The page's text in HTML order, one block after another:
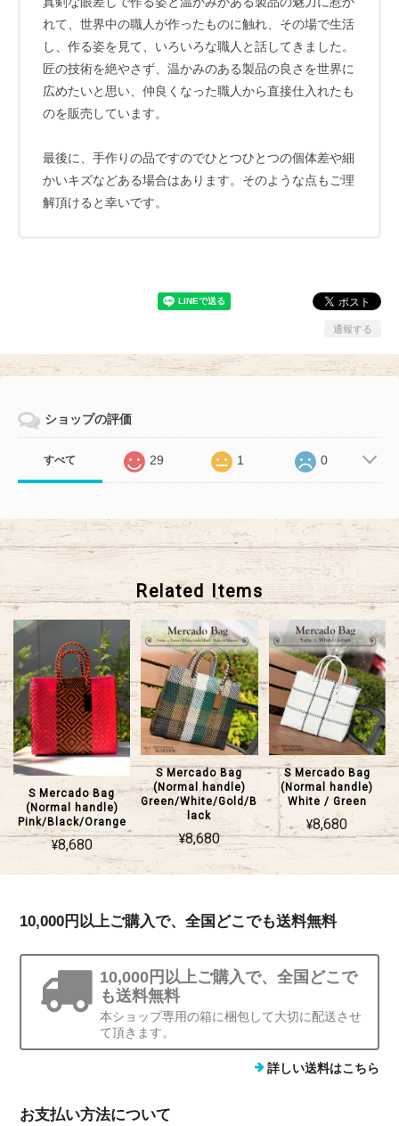
れて、世界中の職人が作ったものに触れ、その場で生活
し、作る姿を見て、いろいろな職人と話してきました。
匠の技術を絶やさず、温かみのある製品の良さを世界に
広めたいと思い、仲良くなった職人から直接仕入れたも
のを販売しています。
最後に、手作りの品ですのでひとつひとつの個体差や細
かいキズなどある場合はあります。そのような点もご理
解頂けると幸いです。
通報する
ショップの評価
すべて 29 1 0
Related Items
S Mercado Bag
(Normal handle)
Pink/Black/Orange
¥8,680
S Mercado Bag
(Normal handle)
Green/White/Gold/B
lack
¥8,680
S Mercado Bag
(Normal handle)
White / Green
¥8,680
10,000円以上ご購入で、全国どこでも送料無料
10,000円以上ご購入で、全国どこで
も送料無料
本ショップ専用の箱に梱包して大切に配送させ
て頂きます。
詳しい送料はこちら
お支払い方法について